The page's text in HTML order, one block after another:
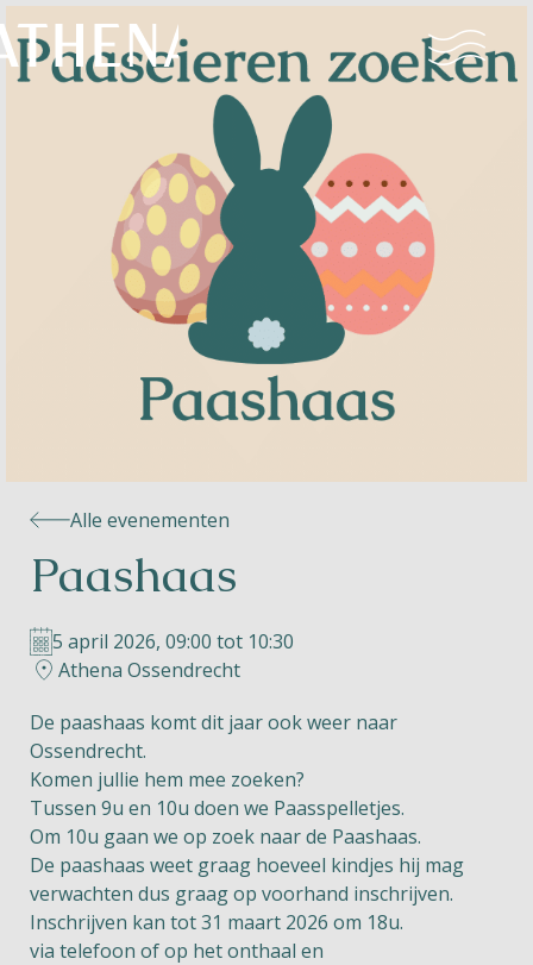
Naturisme
Community
Kalender
Le Perron
Contact
NL FR EN
Apple App Store
Alle evenementen
Paashaas
5 april 2026, 09:00 tot 10:30
Athena Ossendrecht
De paashaas komt dit jaar ook weer naar
Ossendrecht.
Komen jullie hem mee zoeken?
Tussen 9u en 10u doen we Paasspelletjes.
Om 10u gaan we op zoek naar de Paashaas.
De paashaas weet graag hoeveel kindjes hij mag
verwachten dus graag op voorhand inschrijven.
Inschrijven kan tot 31 maart 2026 om 18u.
via telefoon of op het onthaal en